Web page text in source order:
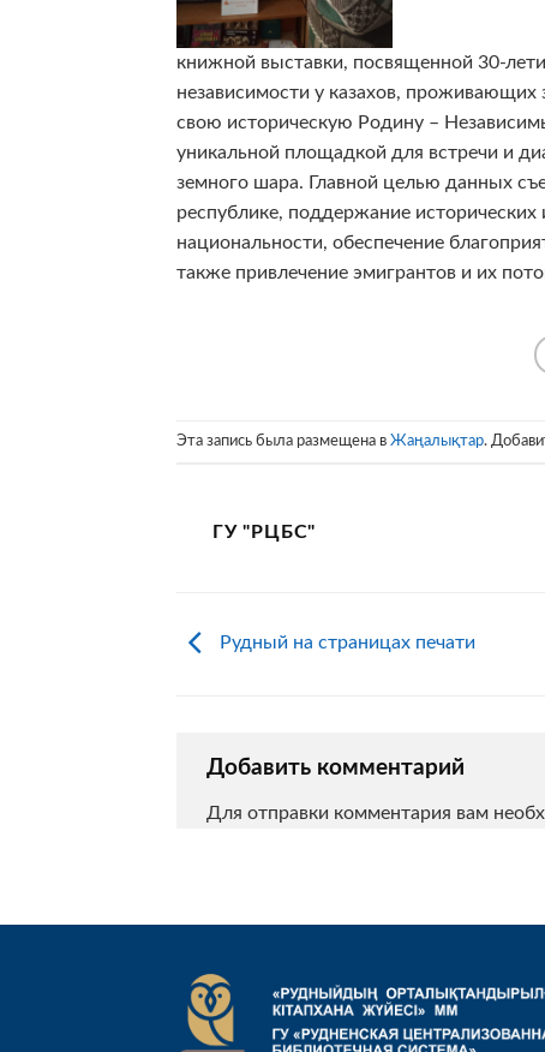
книжной выставки, посвященной 30-
независимости у казахов, проживающих
свою историческую Родину –
уникальной площадкой для встречи и
земного шара. Главной целью данных
республике, поддержание исторических
национальности, обеспечение
также привлечение эмигрантов и их
Эта запись была размещена в Жаңалықтар.
ГУ "РЦБС"
Рудный на страницах печати
Добавить комментарий
Для отправки комментария вам